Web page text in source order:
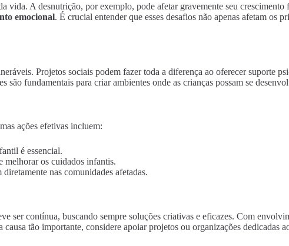
vida. A desnutrição, por exemplo, pode afetar gravemente seu
emocional. É crucial entender que esses desafios não apenas afetam os
Projetos sociais podem fazer toda a diferença ao oferecer suporte
fundamentais para criar ambientes onde as crianças possam se
ações efetivas incluem:
é essencial.
melhorar os cuidados infantis.
nas comunidades afetadas.
ser contínua, buscando sempre soluções criativas e eficazes. Com
tão importante, considere apoiar projetos ou organizações dedicadas